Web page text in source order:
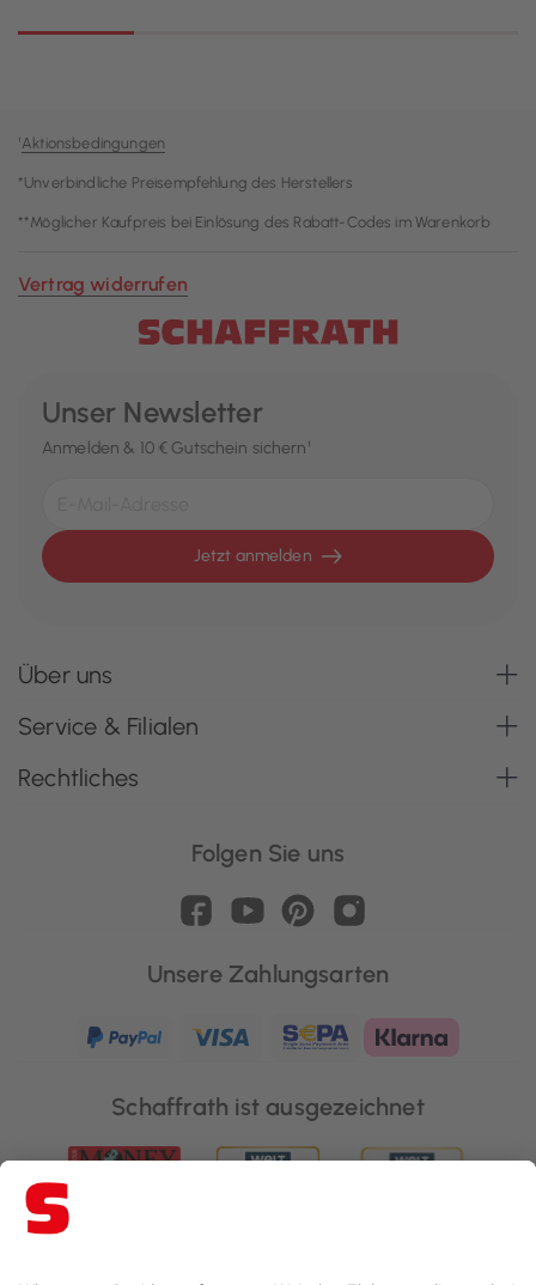
¹Aktionsbedingungen
*Unverbindliche Preisempfehlung des Herstellers
**Möglicher Kaufpreis bei Einlösung des Rabatt-Codes im Warenkorb
Vertrag widerrufen
Unser Newsletter
Anmelden & 10 € Gutschein sichern¹
Jetzt anmelden
Über uns
Service & Filialen
Rechtliches
Folgen Sie uns
Unsere Zahlungsarten
Schaffrath ist ausgezeichnet